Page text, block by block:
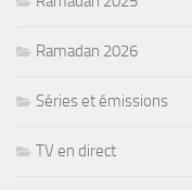
Ramadan 2026
Séries et émissions
TV en direct